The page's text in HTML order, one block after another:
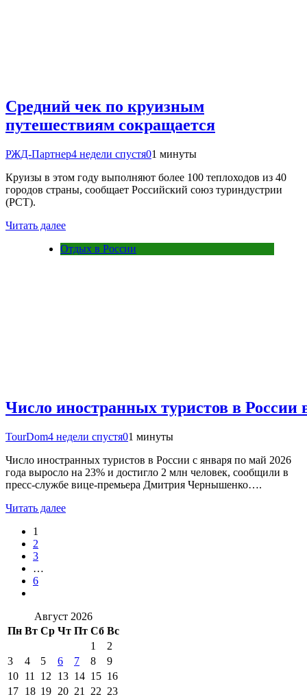
Средний чек по круизным
путешествиям сокращается
РЖД-Партнер4 недели спустя01 минуты
Круизы в этом году выполняют более 100 теплоходов из 40
городов страны, сообщает Российский союз туриндустрии
(РСТ).
Читать далее
Отдых в России
Число иностранных туристов в России
TourDom4 недели спустя01 минуты
Число иностранных туристов в России с января по май 2026
года выросло на 23% и достигло 2 млн человек, сообщили в
пресс-службе вице-премьера Дмитрия Чернышенко….
Читать далее
1
2
3
…
6
Август 2026
Пн Вт Ср Чт Пт Сб Вс
1
2
3
4 5 6 7 8
9
10 11 12 13 14 15 16
17 18 19 20 21 22 23